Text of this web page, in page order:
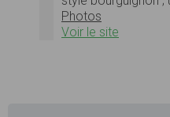
Photos
Voir le site